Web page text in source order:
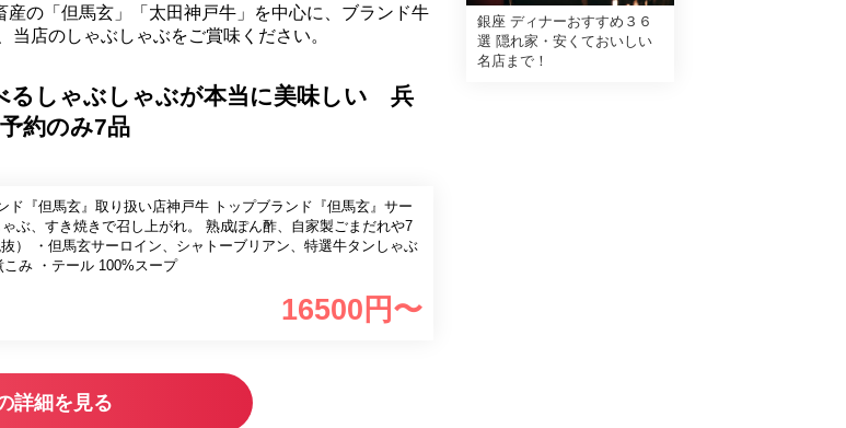
の「但馬玄」「太田神戸牛」を中心に、ブランド牛
店のしゃぶしゃぶをご賞味ください。
るしゃぶしゃぶが本当に美味しい 兵
約のみ7品
『但馬玄』取り扱い店神戸牛 トップブランド『但馬玄』サー
ぶ、すき焼きで召し上がれ。 熟成ぽん酢、自家製ごまだれや7
煮こみ ・テール 100%スープ
16500 円〜
詳細を見る
銀座 ディナーおすすめ３６
選 隠れ家・安くておいしい
名店まで！